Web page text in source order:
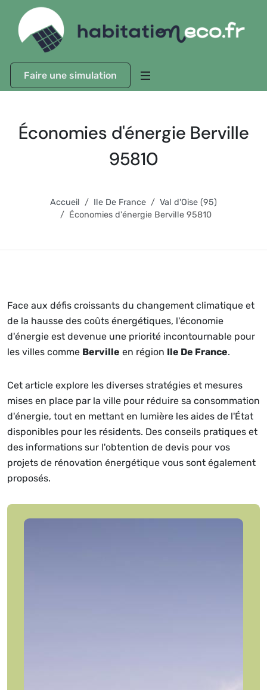
Faire une simulation
Économies d'énergie Berville
95810
Accueil Ile De France
Val d'Oise (95)
Économies d'énergie Berville 95810
Face aux défis croissants du changement climatique et
de la hausse des coûts énergétiques, l'économie
d'énergie est devenue une priorité incontournable pour
les villes comme Berville en région Ile De France.
Cet article explore les diverses stratégies et mesures
mises en place par la ville pour réduire sa consommation
d'énergie, tout en mettant en lumière les aides de l'État
disponibles pour les résidents. Des conseils pratiques et
des informations sur l'obtention de devis pour vos
projets de rénovation énergétique vous sont également
proposés.